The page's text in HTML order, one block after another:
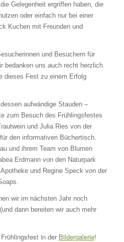
Gelegenheit ergriffen haben, die
oder einfach nur bei einer
Kuchen mit Freunden und
und Besuchern für
bedanken uns auch recht herzlich
dieses Fest zu einem Erfolg
aufwändige Stauden –
zum Besuch des Frühlingsfestes
und Julia Ries von der
den informativen Büchertisch.
und ihrem Team von Blumen
Erdmann von den Naturpark
und Regine Speck von der
wir im nächsten Jahr noch
dann bereiten wir auch mehr
in der Bildergalerie!